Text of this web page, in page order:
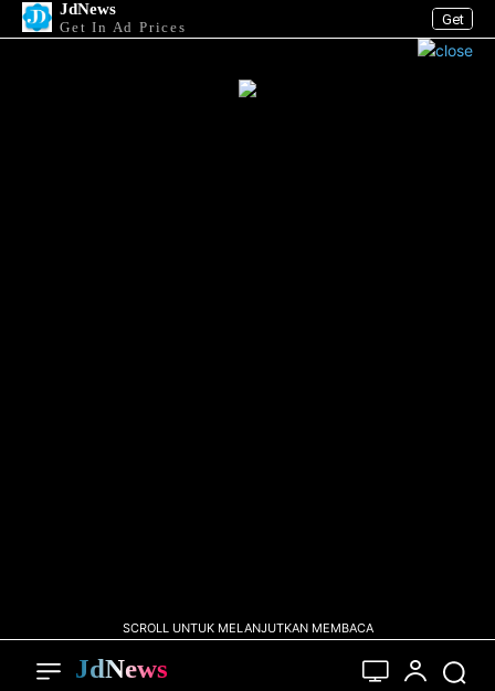
Get
JdNews
Get In Ad Prices
SCROLL UNTUK MELANJUTKAN MEMBACA
JdNews